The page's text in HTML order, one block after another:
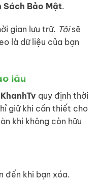
Sách Bảo Mật.
gian lưu trữ. Tôisẽ
là dữ liệu của bạn
lâu
quy định thời
giữ khi cần thiết cho
khi không còn hữu
đến khi bạn xóa.